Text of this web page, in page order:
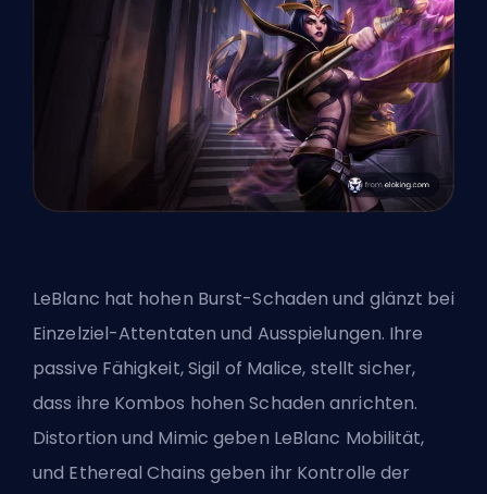
LeBlanc hat hohen Burst-Schaden und glänzt bei
Einzelziel-Attentaten und Ausspielungen. Ihre
passive Fähigkeit, Sigil of Malice, stellt sicher,
dass ihre Kombos hohen Schaden anrichten.
Distortion und Mimic geben LeBlanc Mobilität,
und Ethereal Chains geben ihr Kontrolle der